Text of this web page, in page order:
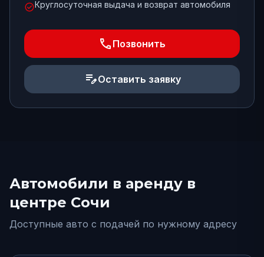
check_circleКруглосуточная выдача и возврат автомобиля
phone Позвонить
edit_noteОставить заявку
Автомобили в аренду в
центре Сочи
Доступные авто с подачей по нужному адресу